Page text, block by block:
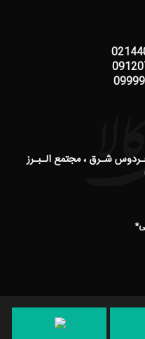
فـردوس شـرق ، مجتمع الـبـرز
*